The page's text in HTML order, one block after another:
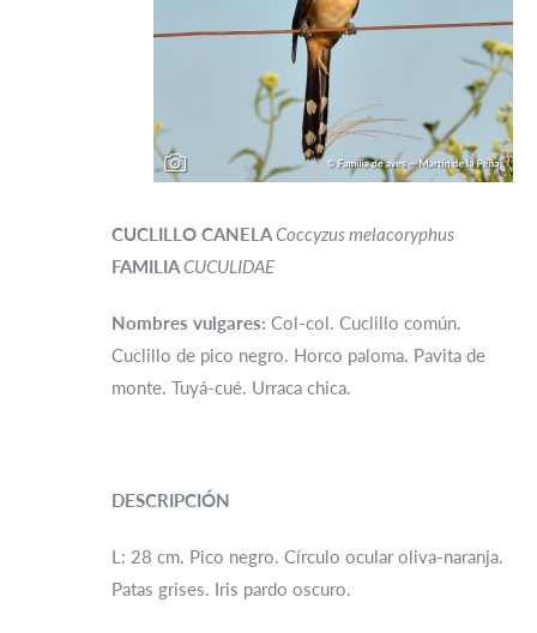
CUCLILLO CANELACoccyzus melacoryphus
FAMILIACUCULIDAE
Nombres vulgares: Col-col. Cuclillo común.
Cuclillo de pico negro. Horco paloma. Pavita de
monte. Tuyá-cué. Urraca chica.
DESCRIPCIÓN
L: 28 cm. Pico negro. Círculo ocular oliva-naranja.
Patas grises. Iris pardo oscuro.